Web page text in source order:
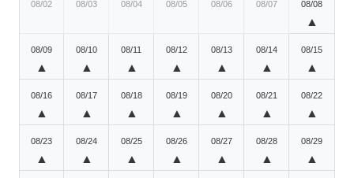
08/02 08/03 08/04 08/05 08/06 08/07 08/08
▲
08/09
▲
08/10
▲
08/11
▲
08/12
▲
08/13
▲
08/14
▲
08/15
▲
08/16
▲
08/17
▲
08/18
▲
08/19
▲
08/20
▲
08/21
▲
08/22
▲
08/23
▲
08/24
▲
08/25
▲
08/26
▲
08/27
▲
08/28
▲
08/29
▲